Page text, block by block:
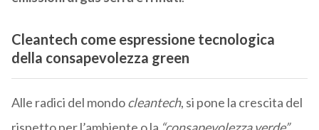
Cleantech come espressione tecnologica
della consapevolezza green
Alle radici del mondocleantech, si pone la crescita del